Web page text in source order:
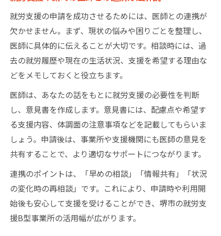
就労支援の申請を成功させるためには、医師との連携が
欠かせません。まず、現状の悩みや困りごとを整理し、
医師に具体的に伝えることが大切です。相談時には、過
去の就労履歴や現在の生活状況、支援を希望する理由な
どをメモしておくと役立ちます。
医師は、あなたの話をもとに就労支援の必要性を判断
し、意見書を作成します。意見書には、配慮点や希望す
る支援内容、体調面の注意事項などを記載してもらいま
しょう。申請後は、事業所や支援機関にも医師の意見を
共有することで、より適切なサポートにつながります。
連携のポイントは、「早めの相談」「情報共有」「状況
の変化時の再相談」です。これにより、申請時や利用開
始後も安心して支援を受けることができ、堺市の就労支
援B型事業所の活用幅が広がります。